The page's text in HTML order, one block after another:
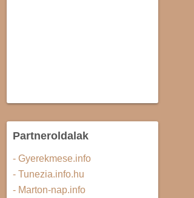
Partneroldalak
- Gyerekmese.info
- Tunezia.info.hu
- Marton-nap.info